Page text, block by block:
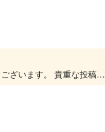
いつもキッズユーエスランド 大阪泉佐野店をご利用頂き誠にありがとうございます。 貴重な投稿を頂きありがとうございます。 大変嬉しいお言葉をいただき、スタッフ一同、とても励みになります。...